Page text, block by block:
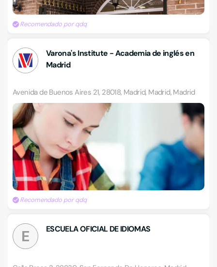
Recomendado por qdq
Varona's Institute - Academia de inglés en
Madrid
Avenida de Buenos Aires 21, 28018, Madrid, Madrid, Madrid
Recomendado por qdq
E ESCUELA OFICIAL DE IDIOMAS